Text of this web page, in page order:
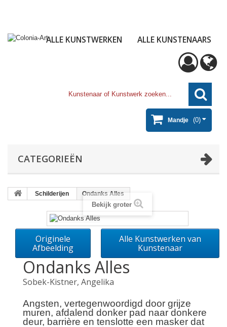
ALLE KUNSTWERKEN ALLE KUNSTENAARS
Mandje (0)
CATEGORIEËN
Schilderijen Ondanks Alles
Bekijk groter
Originele
Afbeelding
Alle Kunstwerken van
Kunstenaar
Ondanks Alles
Sobek-Kistner, Angelika
Angsten, vertegenwoordigd door grijze
muren, afdalend donker pad naar donkere
deur, barrière en tenslotte een masker dat